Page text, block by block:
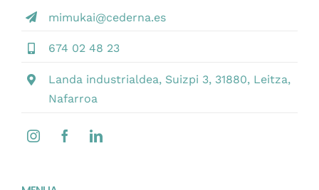
mimukai@cederna.es
674 02 48 23
Landa industrialdea, Suizpi 3, 31880, Leitza,
Nafarroa